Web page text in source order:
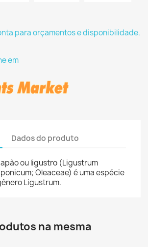
para orçamentos e disponibilidade.
em
Dados do produto
ou ligustro (Ligustrum
Oleaceae) é uma espécie
Ligustrum.
na mesma